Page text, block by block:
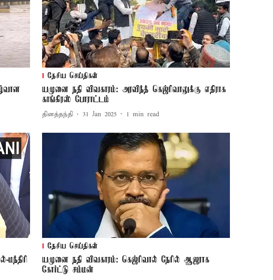
தேசிய செய்திகள்
யமுனை நதி விவகாரம்: அரவிந்த் கெஜ்ரிவாலுக்கு எதிராக
காங்கிரஸ் போராட்டம்
தினத்தந்தி 31 Jan 2025 1 min read
தேசிய செய்திகள்
யமுனை நதி விவகாரம்: கெஜ்ரிவால் நேரில் ஆஜராக
கோர்ட்டு சம்மன்